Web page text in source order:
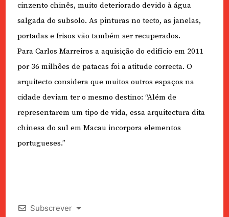
cinzento chinês, muito deteriorado devido à água
salgada do subsolo. As pinturas no tecto, as janelas,
portadas e frisos vão também ser recuperados.
Para Carlos Marreiros a aquisição do edifício em 2011
por 36 milhões de patacas foi a atitude correcta. O
arquitecto considera que muitos outros espaços na
cidade deviam ter o mesmo destino: “Além de
representarem um tipo de vida, essa arquitectura dita
chinesa do sul em Macau incorpora elementos
portugueses.”
Subscrever